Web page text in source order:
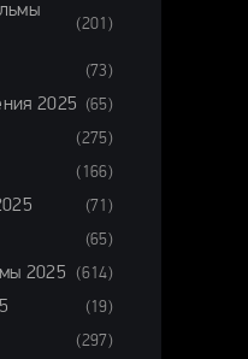
(201)
(73)
2025 (65)
(275)
(166)
(71)
(65)
2025 (614)
(19)
(297)